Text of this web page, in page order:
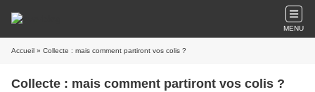
MENU
Accueil » Collecte : mais comment partiront vos colis ?
Collecte : mais comment partiront vos colis ?